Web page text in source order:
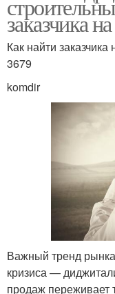
заказчика
Как найти заказчика
3679
komdir
Важный тренд рынка
кризиса —
продаж переживает